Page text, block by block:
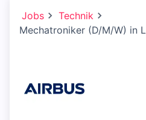
Jobs
Technik
Mechatroniker (D/M/W) in